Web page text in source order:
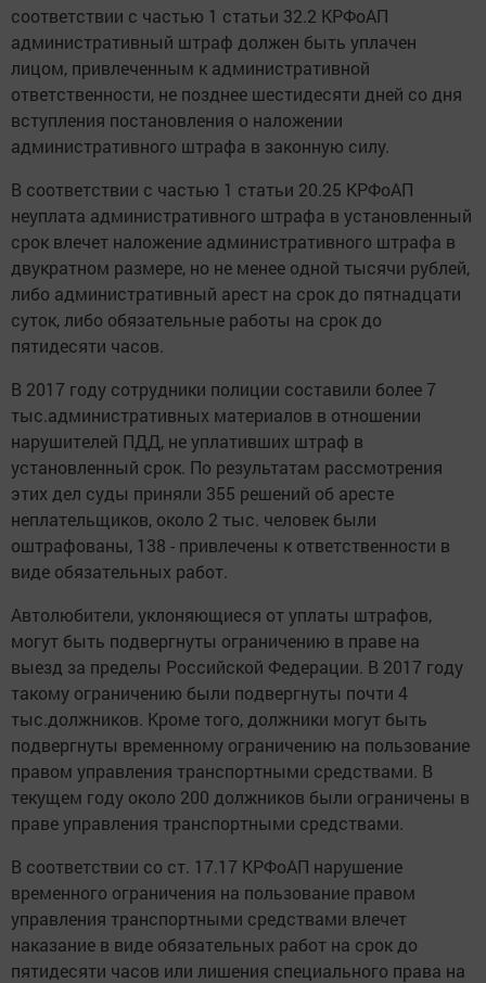
соответствии с частью 1 статьи 32.2 КРФоАП
административный штраф должен быть уплачен
лицом, привлеченным к административной
ответственности, не позднее шестидесяти дней со дня
вступления постановления о наложении
административного штрафа в законную силу.
В соответствии с частью 1 статьи 20.25 КРФоАП
неуплата административного штрафа в установленный
срок влечет наложение административного штрафа в
двукратном размере, но не менее одной тысячи рублей,
либо административный арест на срок до пятнадцати
суток, либо обязательные работы на срок до
пятидесяти часов.
В 2017 году сотрудники полиции составили более 7
тыс.административных материалов в отношении
нарушителей ПДД, не уплативших штраф в
установленный срок. По результатам рассмотрения
этих дел суды приняли 355 решений об аресте
неплательщиков, около 2 тыс. человек были
оштрафованы, 138 - привлечены к ответственности в
виде обязательных работ.
Автолюбители, уклоняющиеся от уплаты штрафов,
могут быть подвергнуты ограничению в праве на
выезд за пределы Российской Федерации. В 2017 году
такому ограничению были подвергнуты почти 4
тыс.должников. Кроме того, должники могут быть
подвергнуты временному ограничению на пользование
правом управления транспортными средствами. В
текущем году около 200 должников были ограничены в
праве управления транспортными средствами.
В соответствии со ст. 17.17 КРФоАП нарушение
временного ограничения на пользование правом
управления транспортными средствами влечет
наказание в виде обязательных работ на срок до
пятидесяти часов или лишения специального права на